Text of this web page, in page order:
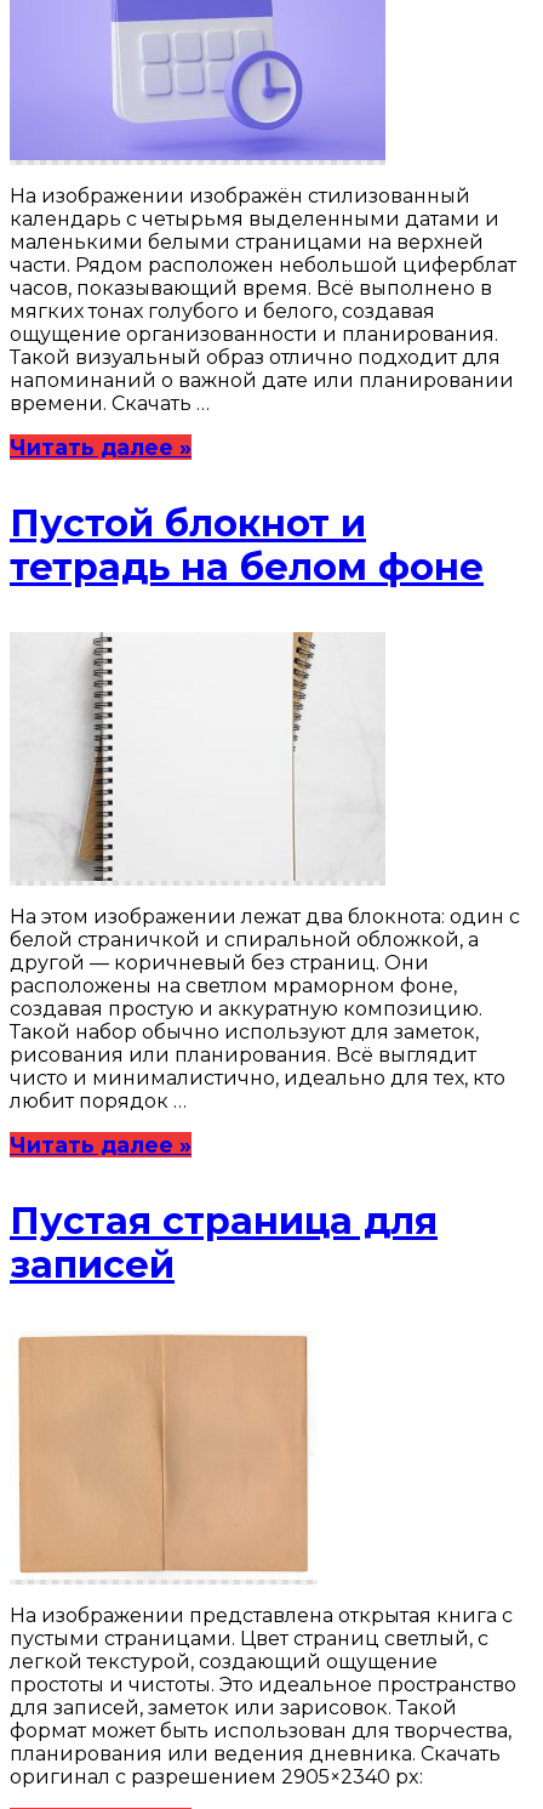
На изображении изображён стилизованный
календарь с четырьмя выделенными датами и
маленькими белыми страницами на верхней
части. Рядом расположен небольшой циферблат
часов, показывающий время. Всё выполнено в
мягких тонах голубого и белого, создавая
ощущение организованности и планирования.
Такой визуальный образ отлично подходит для
напоминаний о важной дате или планировании
времени. Скачать …
Читать далее »
Пустой блокнот и
тетрадь на белом фоне
На этом изображении лежат два блокнота: один с
белой страничкой и спиральной обложкой, а
другой — коричневый без страниц. Они
расположены на светлом мраморном фоне,
создавая простую и аккуратную композицию.
Такой набор обычно используют для заметок,
рисования или планирования. Всё выглядит
чисто и минималистично, идеально для тех, кто
любит порядок …
Читать далее »
Пустая страница для
записей
На изображении представлена открытая книга с
пустыми страницами. Цвет страниц светлый, с
легкой текстурой, создающий ощущение
простоты и чистоты. Это идеальное пространство
для записей, заметок или зарисовок. Такой
формат может быть использован для творчества,
планирования или ведения дневника. Скачать
оригинал с разрешением 2905×2340 px: